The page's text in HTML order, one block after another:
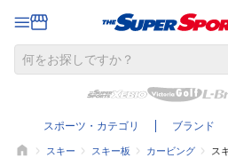
スポーツ・カテゴリ ブランド
スキー スキー板 カービング ス